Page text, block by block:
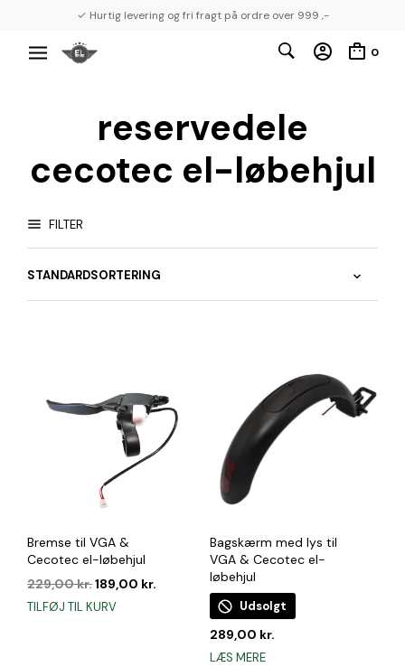
✓ Hurtig levering og fri fragt på ordre over 999 ,-
0
reservedele
cecotec el-løbehjul
FILTER
Bremse til VGA &
Cecotec el-løbehjul
229,00kr.Den
oprindelige
189,00 kr.
189,00 kr..
TILFØJ TIL KURV
Bagskærm med lys til
VGA & Cecotec el-
løbehjul
Udsolgt
289,00 kr.
LÆS MERE